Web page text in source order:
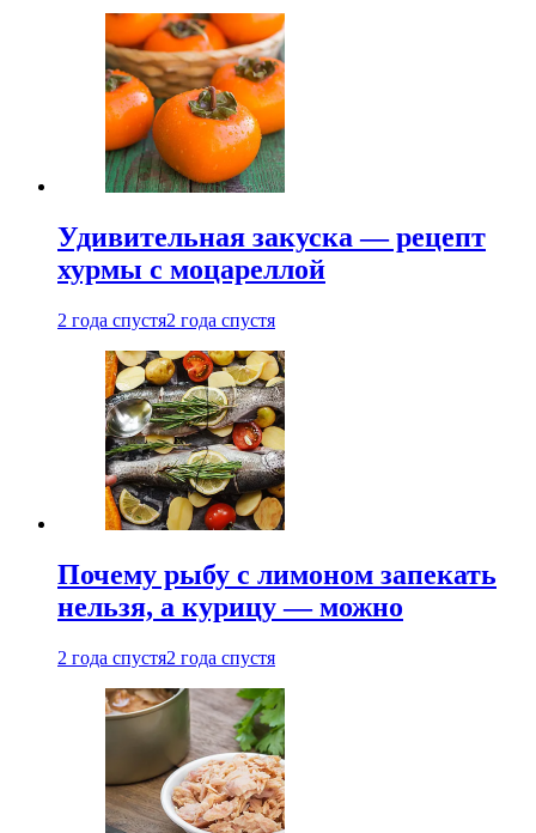
Удивительная закуска — рецепт
хурмы с моцареллой
2 года спустя2 года спустя
Почему рыбу с лимоном запекать
нельзя, а курицу — можно
2 года спустя2 года спустя